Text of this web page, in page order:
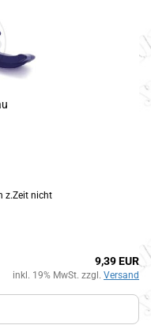
z.Zeit nicht
9,39 EUR
inkl. 19% MwSt. zzgl. Versand